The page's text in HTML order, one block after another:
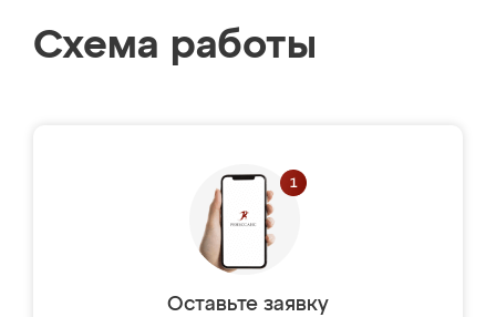
Схема работы
Оставьте заявку